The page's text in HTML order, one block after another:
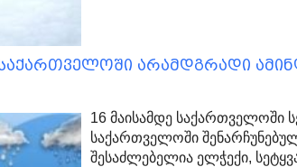
საქართველოში არამდგრადი
16 მაისამდე საქართველოში
საქართველოში
შესაძლებელია ელჭექი,